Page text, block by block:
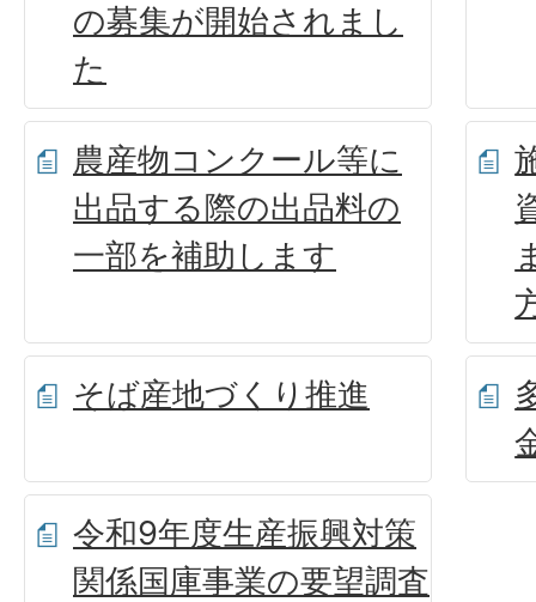
の募集が開始されまし
た
農産物コンクール等に
出品する際の出品料の
一部を補助します
そば産地づくり推進
令和9年度生産振興対策
関係国庫事業の要望調査